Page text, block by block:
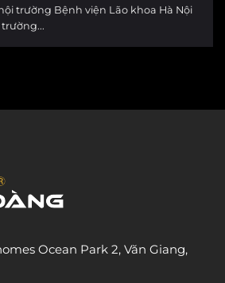
trường Bệnh viện Lão khoa Hà Nội
Ocean Park 2, Văn Giang,